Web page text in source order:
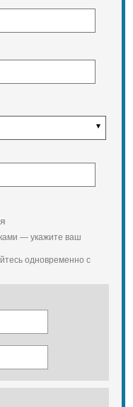
— укажите ваш
одновременно с